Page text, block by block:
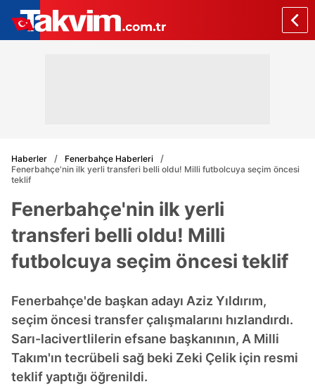
Haberler
Fenerbahçe Haberleri
Fenerbahçe'nin ilk yerli transferi belli oldu! Milli futbolcuya seçim öncesi
teklif
Fenerbahçe'nin ilk yerli
transferi belli oldu! Milli
futbolcuya seçim öncesi teklif
Fenerbahçe'de başkan adayı Aziz Yıldırım,
seçim öncesi transfer çalışmalarını hızlandırdı.
Sarı-lacivertlilerin efsane başkanının, A Milli
Takım'ın tecrübeli sağ beki Zeki Çelik için resmi
teklif yaptığı öğrenildi.